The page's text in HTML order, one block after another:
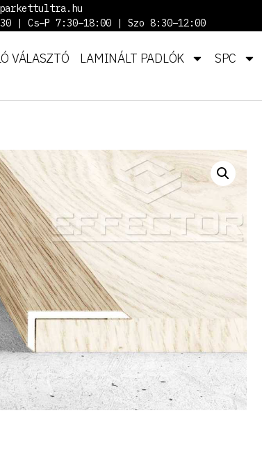
| Cs–P 7:30–18:00 | Szo 8:30–12:00
VÁLASZTÓ LAMINÁLT PADLÓK SPC